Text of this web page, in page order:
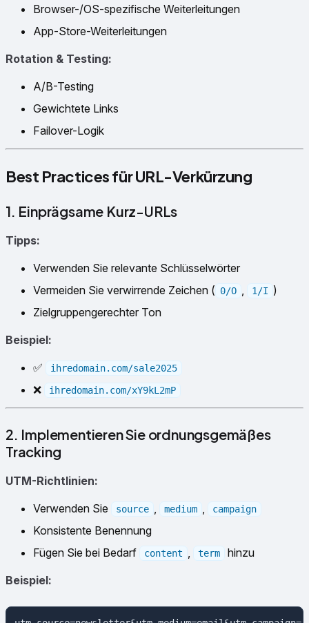
Browser-/OS-spezifische Weiterleitungen
App-Store-Weiterleitungen
Rotation & Testing:
A/B-Testing
Gewichtete Links
Failover-Logik
Best Practices für URL-Verkürzung
1. Einprägsame Kurz-URLs
Tipps:
Verwenden Sie relevante Schlüsselwörter
Vermeiden Sie verwirrende Zeichen ( 0/O , 1/I )
Zielgruppengerechter Ton
Beispiel:
✅
ihredomain.com/sale2025
❌ ihredomain.com/xY9kL2mP
2. Implementieren Sie ordnungsgemäßes
Tracking
UTM-Richtlinien:
Verwenden Sie
source , medium , campaign
Konsistente Benennung
Fügen Sie bei Bedarf
content , term
hinzu
Beispiel: